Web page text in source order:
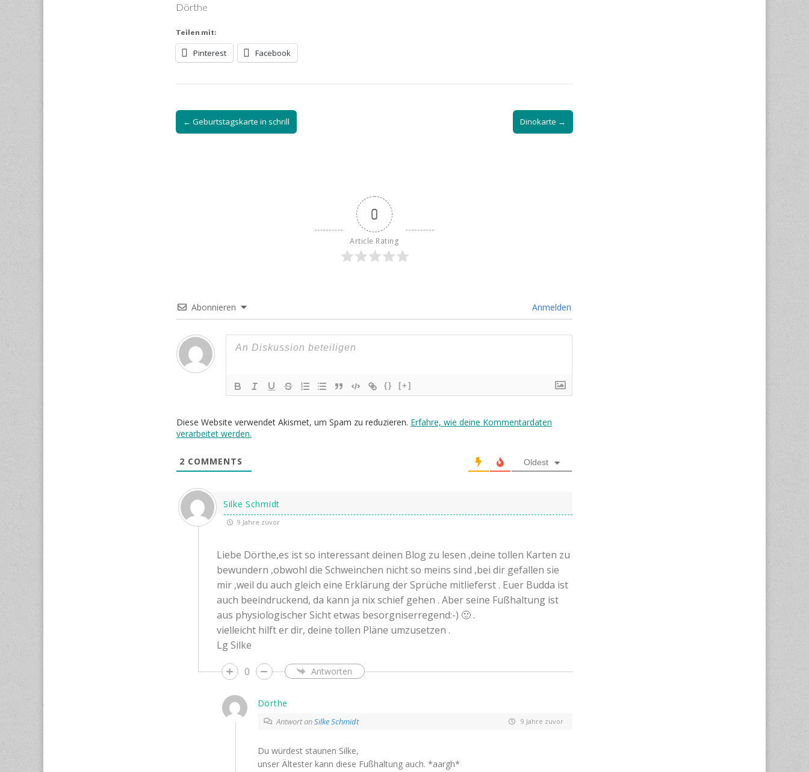
Dörthe
Teilen mit:
Pinterest Facebook
Post
navigation
← Geburtstagskarte in schrill Dinokarte →
0
Article Rating
Abonnieren Anmelden
{} [+]
Diese Website verwendet Akismet, um Spam zu reduzieren. Erfahre, wie deine Kommentardaten
verarbeitet werden.
2 COMMENTS Oldest
Silke Schmidt
9 Jahre zuvor
Liebe Dörthe,es ist so interessant deinen Blog zu lesen ,deine tollen Karten zu
bewundern ,obwohl die Schweinchen nicht so meins sind ,bei dir gefallen sie
mir ,weil du auch gleich eine Erklärung der Sprüche mitlieferst . Euer Budda ist
auch beeindruckend, da kann ja nix schief gehen . Aber seine Fußhaltung ist
aus physiologischer Sicht etwas besorgniserregend:-) 🙂 .
vielleicht hilft er dir, deine tollen Pläne umzusetzen .
Lg Silke
0
Antworten
Dörthe
Antwort anSilke Schmidt 9 Jahre zuvor
Du würdest staunen Silke,
unser Ältester kann diese Fußhaltung auch. *aargh*